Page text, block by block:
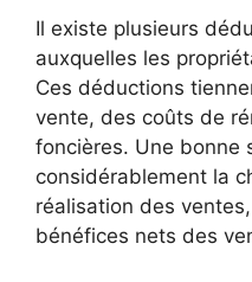
Il existe plusieurs
auxquelles les
Ces déductions
vente, des coûts de
foncières. Une bonne
considérablement la
réalisation des
bénéfices nets des